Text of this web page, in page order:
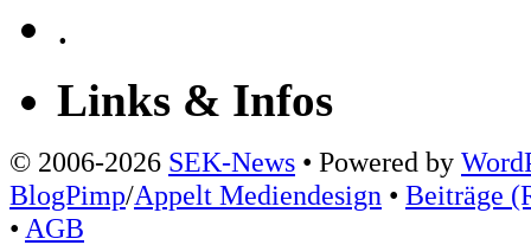
.
Links & Infos
© 2006-2026 SEK-News • Powered by
BlogPimp/Appelt Mediendesign • Beiträge
• AGB